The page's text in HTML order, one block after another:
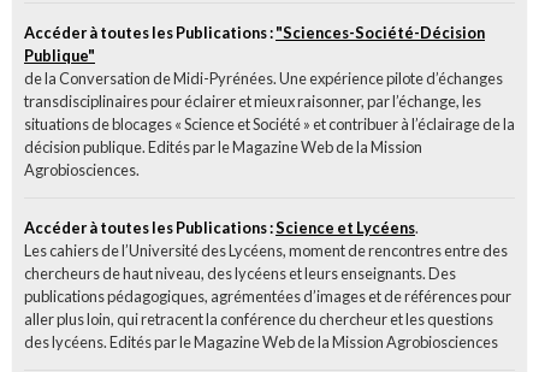
Accéder à toutes les Publications :"Sciences-Société-Décision
Publique"
de la Conversation de Midi-Pyrénées. Une expérience pilote d’échanges
transdisciplinaires pour éclairer et mieux raisonner, par l’échange, les
situations de blocages « Science et Société » et contribuer à l’éclairage de la
décision publique. Edités par le Magazine Web de la Mission
Agrobiosciences.
Accéder à toutes les Publications :Science et Lycéens.
Les cahiers de l’Université des Lycéens, moment de rencontres entre des
chercheurs de haut niveau, des lycéens et leurs enseignants. Des
publications pédagogiques, agrémentées d’images et de références pour
aller plus loin, qui retracent la conférence du chercheur et les questions
des lycéens. Edités par le Magazine Web de la Mission Agrobiosciences